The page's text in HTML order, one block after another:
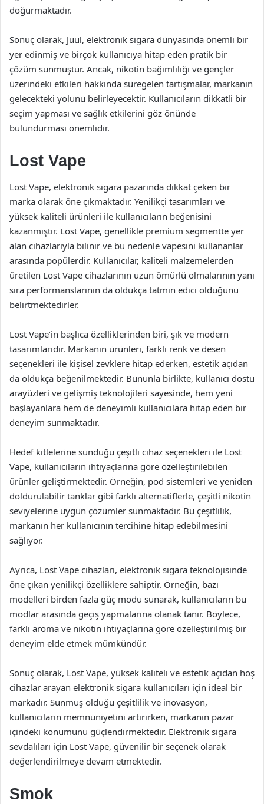
doğurmaktadır.
Sonuç olarak, Juul, elektronik sigara dünyasında önemli bir
yer edinmiş ve birçok kullanıcıya hitap eden pratik bir
çözüm sunmuştur. Ancak, nikotin bağımlılığı ve gençler
üzerindeki etkileri hakkında süregelen tartışmalar, markanın
gelecekteki yolunu belirleyecektir. Kullanıcıların dikkatli bir
seçim yapması ve sağlık etkilerini göz önünde
bulundurması önemlidir.
Lost Vape
Lost Vape, elektronik sigara pazarında dikkat çeken bir
marka olarak öne çıkmaktadır. Yenilikçi tasarımları ve
yüksek kaliteli ürünleri ile kullanıcıların beğenisini
kazanmıştır. Lost Vape, genellikle premium segmentte yer
alan cihazlarıyla bilinir ve bu nedenle vapesini kullananlar
arasında popülerdir. Kullanıcılar, kaliteli malzemelerden
üretilen Lost Vape cihazlarının uzun ömürlü olmalarının yanı
sıra performanslarının da oldukça tatmin edici olduğunu
belirtmektedirler.
Lost Vape’in başlıca özelliklerinden biri, şık ve modern
tasarımlarıdır. Markanın ürünleri, farklı renk ve desen
seçenekleri ile kişisel zevklere hitap ederken, estetik açıdan
da oldukça beğenilmektedir. Bununla birlikte, kullanıcı dostu
arayüzleri ve gelişmiş teknolojileri sayesinde, hem yeni
başlayanlara hem de deneyimli kullanıcılara hitap eden bir
deneyim sunmaktadır.
Hedef kitlelerine sunduğu çeşitli cihaz seçenekleri ile Lost
Vape, kullanıcıların ihtiyaçlarına göre özelleştirilebilen
ürünler geliştirmektedir. Örneğin, pod sistemleri ve yeniden
doldurulabilir tanklar gibi farklı alternatiflerle, çeşitli nikotin
seviyelerine uygun çözümler sunmaktadır. Bu çeşitlilik,
markanın her kullanıcının tercihine hitap edebilmesini
sağlıyor.
Ayrıca, Lost Vape cihazları, elektronik sigara teknolojisinde
öne çıkan yenilikçi özelliklere sahiptir. Örneğin, bazı
modelleri birden fazla güç modu sunarak, kullanıcıların bu
modlar arasında geçiş yapmalarına olanak tanır. Böylece,
farklı aroma ve nikotin ihtiyaçlarına göre özelleştirilmiş bir
deneyim elde etmek mümkündür.
Sonuç olarak, Lost Vape, yüksek kaliteli ve estetik açıdan hoş
cihazlar arayan elektronik sigara kullanıcıları için ideal bir
markadır. Sunmuş olduğu çeşitlilik ve inovasyon,
kullanıcıların memnuniyetini artırırken, markanın pazar
içindeki konumunu güçlendirmektedir. Elektronik sigara
sevdalıları için Lost Vape, güvenilir bir seçenek olarak
değerlendirilmeye devam etmektedir.
Smok